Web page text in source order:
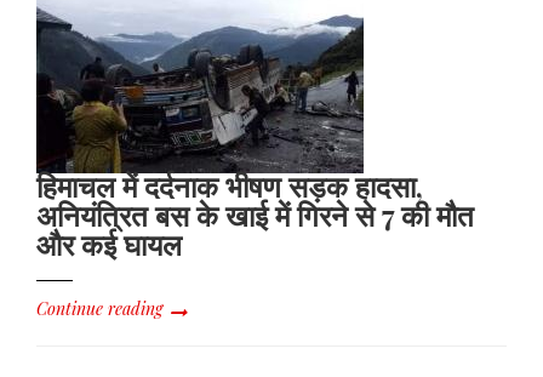
हिमाचल में दर्दनाक भीषण सड़क हादसा,
अनियंत्रित बस के खाई में गिरने से 7 की मौत
और कई घायल
Continue reading